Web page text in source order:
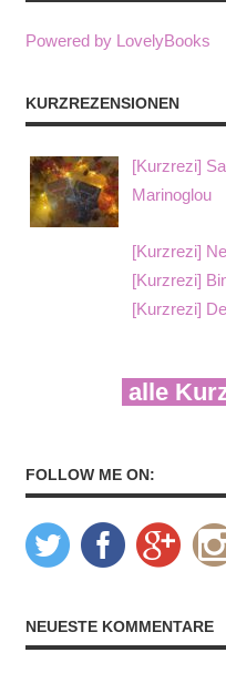
Powered by LovelyBooks
KURZREZENSIONEN
[Kurzrezi]
Marinoglou
[Kurzrezi]
[Kurzrezi]
[Kurzrezi]
alle
FOLLOW ME ON:
NEUESTE KOMMENTARE